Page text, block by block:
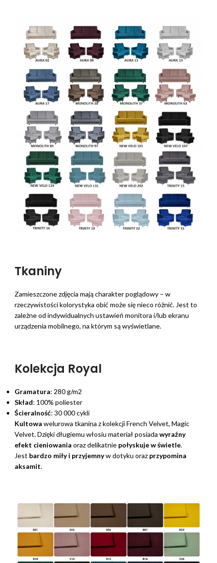
Tkaniny
Zamieszczone zdjęcia mają charakter poglądowy – w
rzeczywistości kolorystyka obić może się nieco różnić. Jest to
zależne od indywidualnych ustawień monitora i/lub ekranu
urządzenia mobilnego, na którym są wyświetlane.
Kolekcja Royal
Gramatura: 280 g/m2
Skład: 100% poliester
Ścieralność: 30 000 cykli
Kultowa welurowa tkanina z kolekcji French Velvet, Magic
Velvet. Dzięki długiemu włosiu materiał posiada wyraźny
efekt cieniowania oraz delikatnie połyskuje w świetle.
Jest bardzo miły i przyjemnyw dotyku oraz przypomina
aksamit.